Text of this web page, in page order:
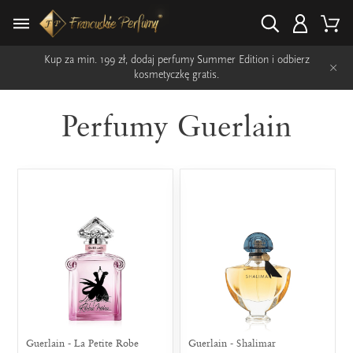
Kup za min. 199 zł, dodaj perfumy Summer Edition i odbierz
kosmetyczkę gratis.
×
Perfumy Guerlain
Guerlain - La Petite Robe
Guerlain - Shalimar